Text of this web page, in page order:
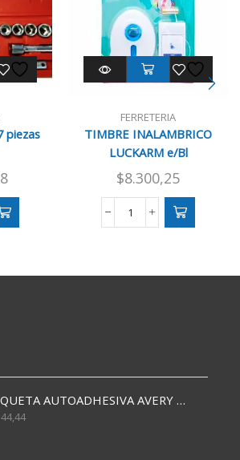
piezas
FERRETERIA
TIMBRE INALAMBRICO
LUCKARM e/Bl
$8.300,25
TIMBRE
cantidad
ETIQUETA AUTOADHESIVA AVERY 3026 30H 20 X 70